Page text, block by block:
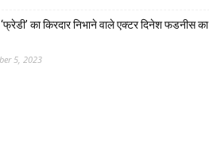
का किरदार निभाने वाले एक्टर दिनेश फडनीस का
5, 2023